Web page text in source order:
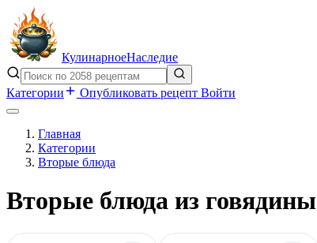
КулинарноеНаследие
Категории Опубликовать рецепт Войти
Главная
Категории
Вторые блюда
Вторые блюда из говядины